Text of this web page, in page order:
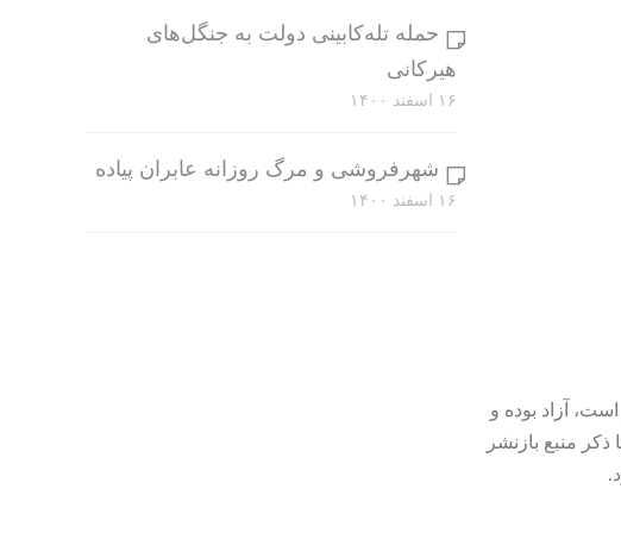
حمله تله‌کابینی دولت به جنگل‌های
هیرکانی
۱۶ اسفند ۱۴۰۰
شهرفروشی و مرگ روزانه عابران پیاده
۱۶ اسفند ۱۴۰۰
آزاد بوده و
منبع بازنشر